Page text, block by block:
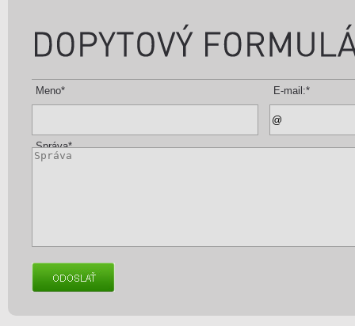
Meno* E-mail:*
Správa*